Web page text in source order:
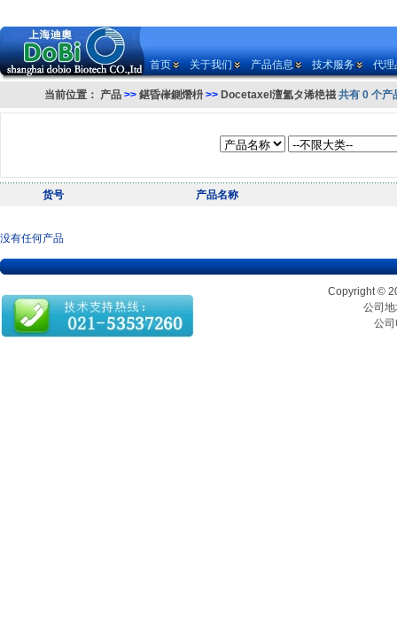
首页 关于我们 产品信息 技术服务 代理
当前位置： 产品 >> 鍖昏嵂鍘熸枡 >> Docetaxel澶氳タ浠栬禌 共有 0 个产
货号 产品名称
没有任何产品
Copyright ©
公司
公